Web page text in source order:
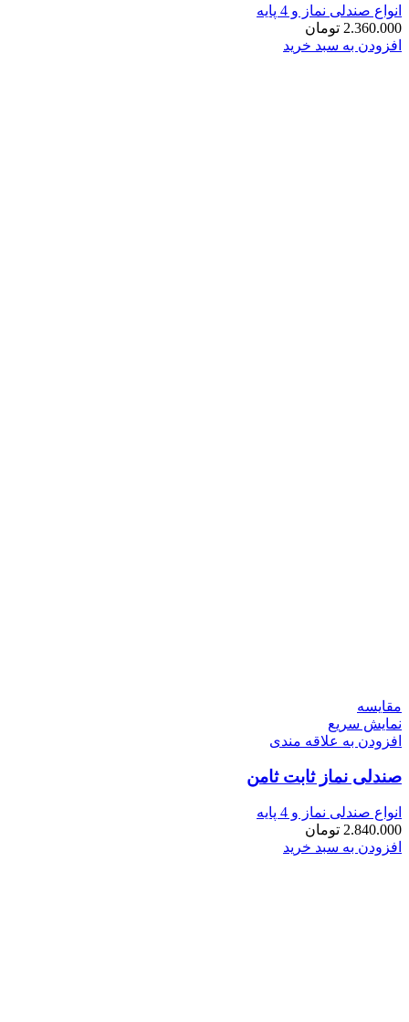
انواع صندلی نماز و 4 پایه
2.360.000 تومان
افزودن به سبد خرید
مقايسه
نمایش سریع
افزودن به علاقه مندی
صندلی نماز ثابت ثامن
انواع صندلی نماز و 4 پایه
2.840.000 تومان
افزودن به سبد خرید